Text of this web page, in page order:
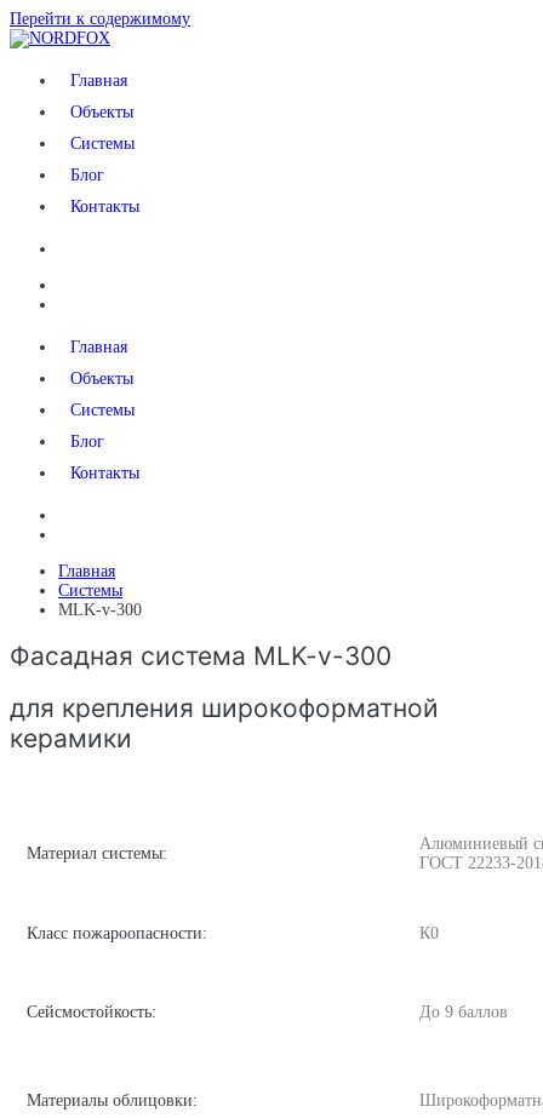
Перейти к содержимому
NORDFOXГлавная
Объекты
Системы
Блог
Контакты
Главная
Объекты
Системы
Блог
Контакты
Главная
Системы
MLK-v-300
Фасадная система MLK-v-300
для крепления широкоформатной
керамики
Материал системы:
Алюминиевый
ГОСТ 22233-
Класс пожароопасности: К0
Сейсмостойкость: До 9 баллов
Материалы облицовки: